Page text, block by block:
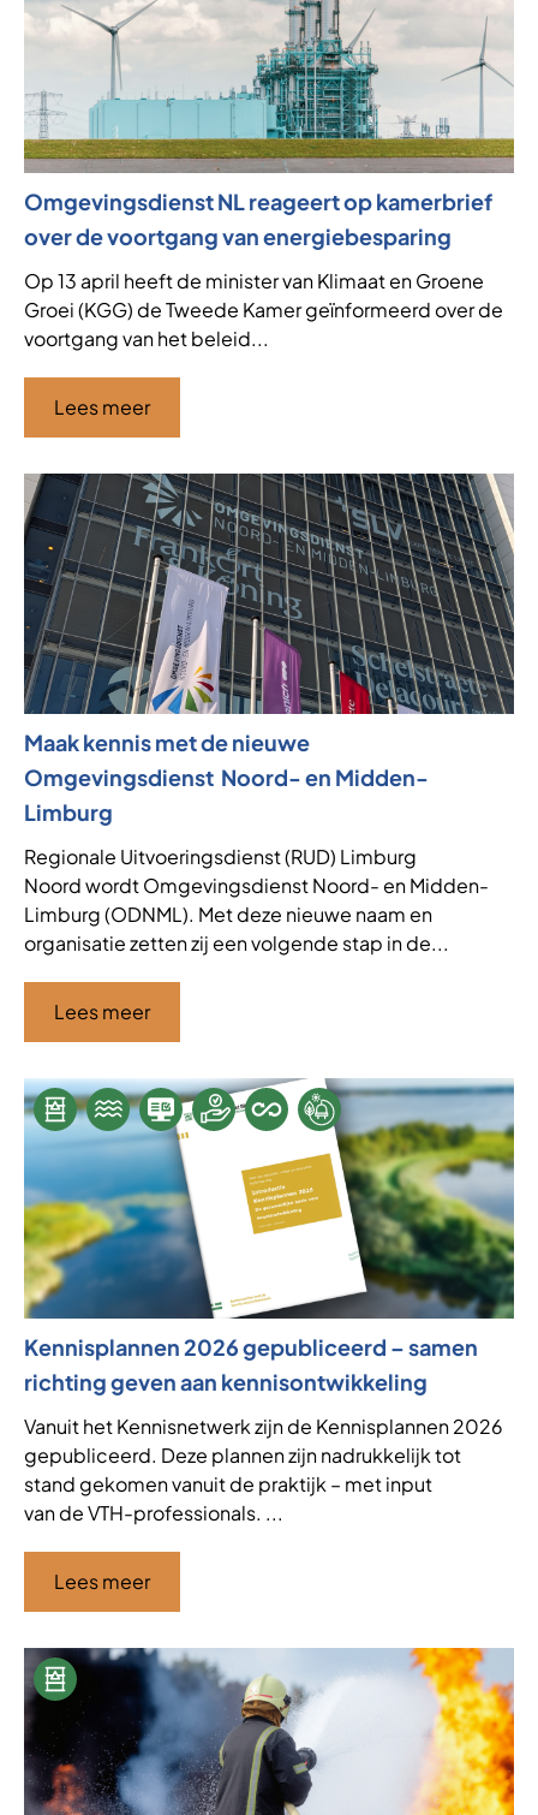
Omgevingsdienst NL reageert op kamerbrief
over de voortgang van energiebesparing
Op 13 april heeft de minister van Klimaat en Groene
Groei (KGG) de Tweede Kamer geïnformeerd over de
voortgang van het beleid...
Lees meer
Maak kennis met de nieuwe
Omgevingsdienst Noord- en Midden-
Limburg
Regionale Uitvoeringsdienst (RUD) Limburg
Noord wordt Omgevingsdienst Noord- en Midden-
Limburg (ODNML). Met deze nieuwe naam en
organisatie zetten zij een volgende stap in de...
Lees meer
Kennisplannen 2026 gepubliceerd – samen
richting geven aan kennisontwikkeling
Vanuit het Kennisnetwerk zijn de Kennisplannen 2026
gepubliceerd. Deze plannen zijn nadrukkelijk tot
stand gekomen vanuit de praktijk – met input
van de VTH-professionals. ...
Lees meer